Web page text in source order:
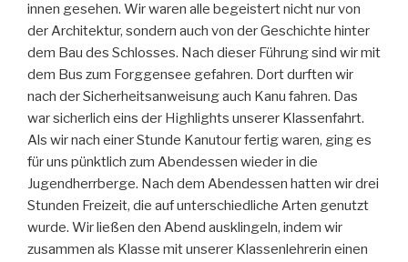
innen gesehen. Wir waren alle begeistert nicht nur von
der Architektur, sondern auch von der Geschichte hinter
dem Bau des Schlosses. Nach dieser Führung sind wir mit
dem Bus zum Forggensee gefahren. Dort durften wir
nach der Sicherheitsanweisung auch Kanu fahren. Das
war sicherlich eins der Highlights unserer Klassenfahrt.
Als wir nach einer Stunde Kanutour fertig waren, ging es
für uns pünktlich zum Abendessen wieder in die
Jugendherrberge. Nach dem Abendessen hatten wir drei
Stunden Freizeit, die auf unterschiedliche Arten genutzt
wurde. Wir ließen den Abend ausklingeln, indem wir
zusammen als Klasse mit unserer Klassenlehrerin einen